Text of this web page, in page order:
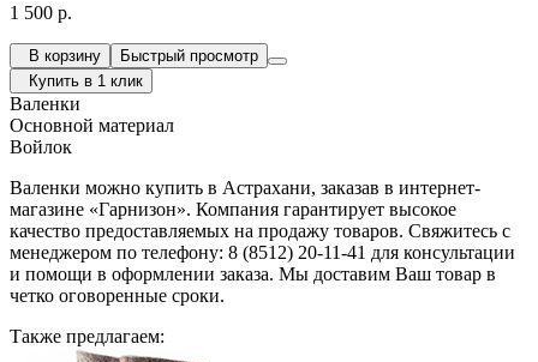
1 500 р.
В корзину
Быстрый просмотр
Купить в 1 клик
Валенки
Основной материал
Войлок
Валенки можно купить в Астрахани, заказав в интернет-
магазине «Гарнизон». Компания гарантирует высокое
качество предоставляемых на продажу товаров. Свяжитесь с
менеджером по телефону: 8 (8512) 20-11-41 для консультации
и помощи в оформлении заказа. Мы доставим Ваш товар в
четко оговоренные сроки.
Также предлагаем: